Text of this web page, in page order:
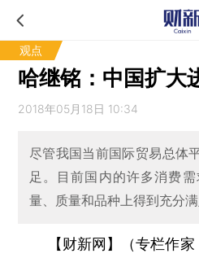
观点
哈继铭：中国扩大
2018年05月18日 10:34
尽管我国当前国际贸易总体
足。目前国内的许多消费
量、质量和品种上得到充分
【财新网】（专栏作家